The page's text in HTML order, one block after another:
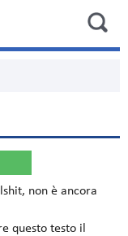
, non è ancora
questo testo il